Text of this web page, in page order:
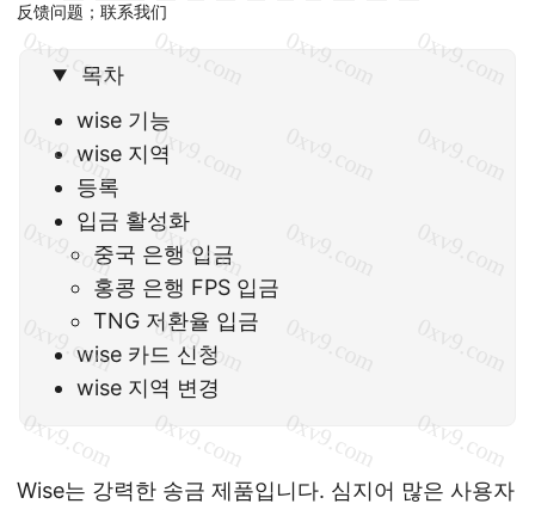
反馈问题；联系我们
목차
wise 기능
wise 지역
등록
입금 활성화
중국 은행 입금
홍콩 은행 FPS 입금
TNG 저환율 입금
wise 카드 신청
wise 지역 변경
Wise는 강력한 송금 제품입니다. 심지어 많은 사용자